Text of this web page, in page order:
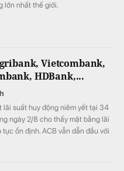
lớn nhất thế giới.
Vietcombank,
HDBank,...
lãi suất huy động niêm yết tại 34
ngày 2/8 cho thấy mặt bằng lãi
tục ổn định. ACB vẫn dẫn đầu với